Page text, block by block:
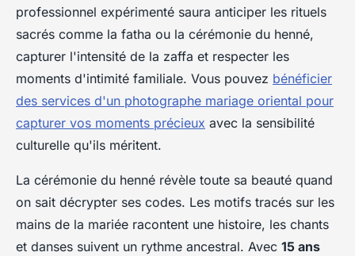
professionnel expérimenté saura anticiper les rituels
sacrés comme la fatha ou la cérémonie du henné,
capturer l'intensité de la zaffa et respecter les
moments d'intimité familiale. Vous pouvez bénéficier
des services d'un photographe mariage oriental pour
capturer vos moments précieux avec la sensibilité
culturelle qu'ils méritent.
La cérémonie du henné révèle toute sa beauté quand
on sait décrypter ses codes. Les motifs tracés sur les
mains de la mariée racontent une histoire, les chants
et danses suivent un rythme ancestral. Avec 15 ans